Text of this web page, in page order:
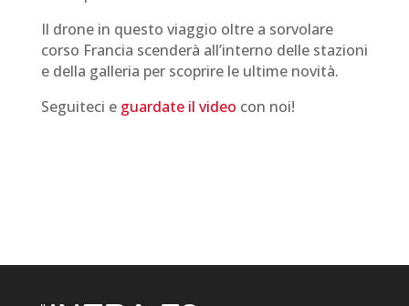
Il drone in questo viaggio oltre a sorvolare
corso Francia scenderà all’interno delle stazioni
e della galleria per scoprire le ultime novità.
Seguiteci e guardate il video con noi!